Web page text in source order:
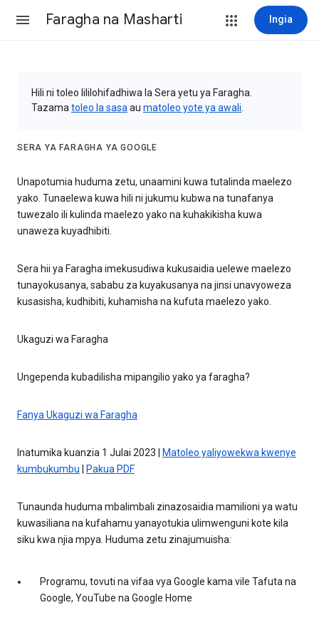
Faragha na Masharti Ingia
Hili ni toleo lililohifadhiwa la Sera yetu ya Faragha.
Tazama toleo la sasa au matoleo yote ya awali
SERA YA FARAGHA YA GOOGLE
Unapotumia huduma zetu, unaamini kuwa tutalinda maelezo
yako. Tunaelewa kuwa hili ni jukumu kubwa na tunafanya
tuwezalo ili kulinda maelezo yako na kuhakikisha kuwa
unaweza kuyadhibiti.
Sera hii ya Faragha imekusudiwa kukusaidia uelewe maelezo
tunayokusanya, sababu za kuyakusanya na jinsi unavyoweza
kusasisha, kudhibiti, kuhamisha na kufuta maelezo yako.
Ukaguzi wa Faragha
Ungependa kubadilisha mipangilio yako ya faragha?
Fanya Ukaguzi wa Faragha
Inatumika kuanzia 1 Julai 2023 |
Matoleo yaliyowekwa kwenye
kumbukumbu
Pakua PDF
Tunaunda huduma mbalimbali zinazosaidia mamilioni ya watu
kuwasiliana na kufahamu yanayotukia ulimwenguni kote kila
siku kwa njia mpya. Huduma zetu zinajumuisha:
Programu, tovuti na vifaa vya Google kama vile Tafuta na
Google, YouTube na Google Home